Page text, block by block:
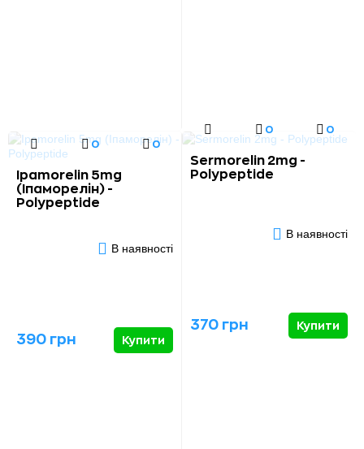
0 0
Ipamorelin 5mg
(Іпаморелін) -
Polypeptide
В наявності
390 грн Купити
0 0
Sermorelin 2mg -
Polypeptide
В наявності
370 грн Купити